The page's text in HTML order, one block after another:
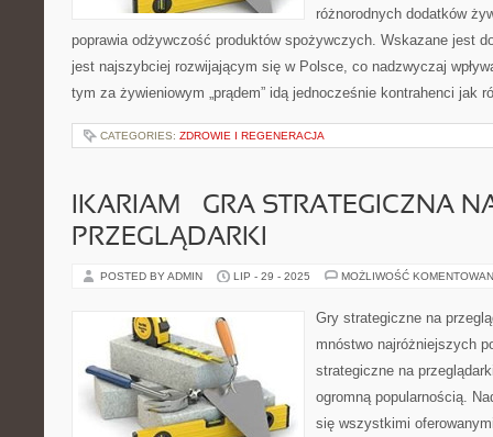
różnorodnych dodatków
poprawia odżywczość produktów spożywczych. Wskazane jest
jest najszybciej rozwijającym się w Polsce, co nadzwyczaj
tym za żywieniowym „prądem” idą jednocześnie kontrahenci jak
CATEGORIES: ZDROWIE I REGENERACJA
IKARIAM – GRA STRATEGICZNA
PRZEGLĄDARKI
POSTED BY ADMIN LIP - 29 - 2025 MOŻLIWOŚĆ
Gry strategiczne na
mnóstwo najróżniejszych
strategiczne na
ogromną popularnością.
się wszystkimi